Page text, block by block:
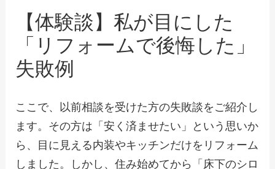
【体験談】私が目にした
「リフォームで後悔した」
失敗例
ここで、以前相談を受けた方の失敗談をご紹介し
ます。その方は「安く済ませたい」という思いか
ら、目に見える内装やキッチンだけをリフォーム
しました。しかし、住み始めてから「床下のシロ